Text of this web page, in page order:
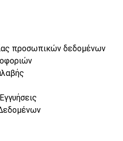
προσωπικών δεδομένων